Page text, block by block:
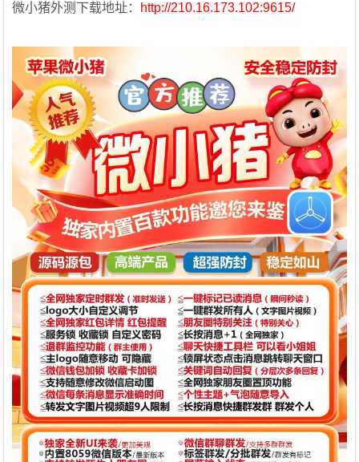
微小猪外测下载地址： http://210.16.173.102:9615/